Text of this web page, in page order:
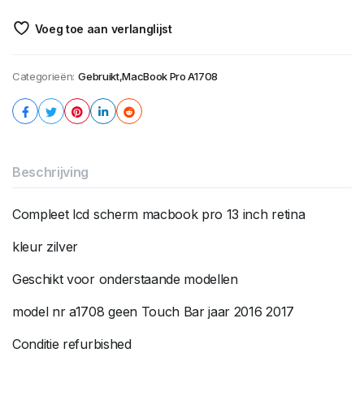
Voeg toe aan verlanglijst
Categorieën: Gebruikt,MacBook Pro A1708
Beschrijving
Compleet lcd scherm macbook pro 13 inch retina
kleur zilver
Geschikt voor onderstaande modellen
model nr a1708 geen Touch Bar jaar 2016 2017
Conditie refurbished